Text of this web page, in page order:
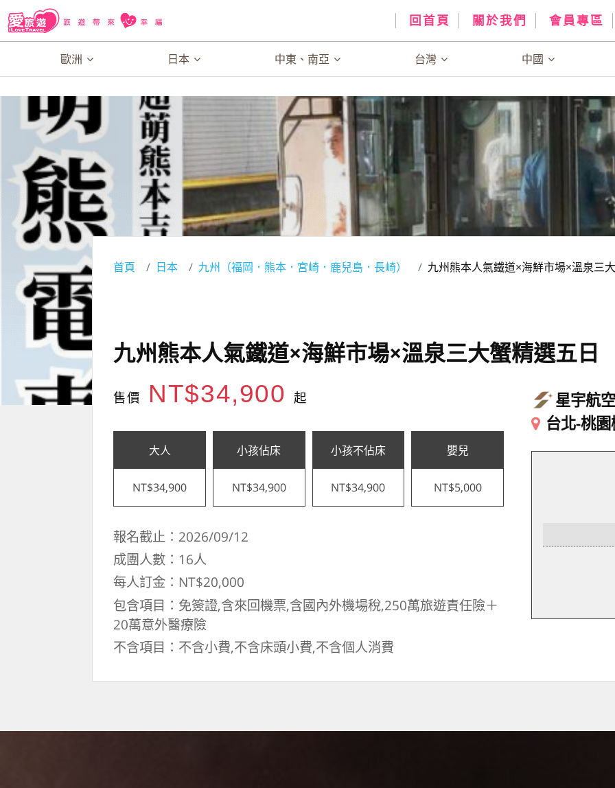
回首頁 關於我們 會員專區
歐洲 日本 中東、南亞 台灣 中國
首頁 日本 九州（福岡．熊本．宮崎．鹿兒島．長崎） 九州熊本人氣鐵道×海鮮市場×溫泉三
九州熊本人氣鐵道×海鮮市場×溫泉三大蟹精選五日
售價 NT$34,900起
大人
NT$34,900
小孩佔床
NT$34,900
小孩不佔床
NT$34,900
嬰兒
NT$5,000
報名截止：2026/09/12
成團人數：16人
每人訂金：NT$20,000
包含項目：免簽證,含來回機票,含國內外機場稅,250萬旅遊責任險＋
20萬意外醫療險
不含項目：不含小費,不含床頭小費,不含個人消費
星宇航空
台北-桃